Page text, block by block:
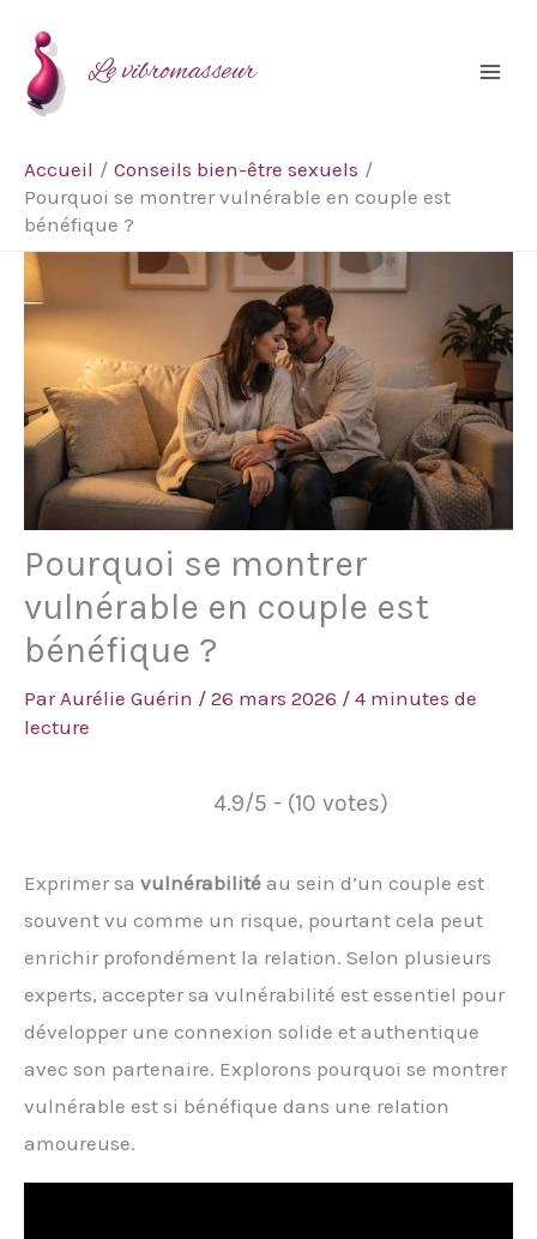
contenu
Le vibromasseur
Accueil
Conseils bien-être sexuels
Pourquoi se montrer vulnérable en couple est
bénéfique ?
Pourquoi se montrer
vulnérable en couple est
bénéfique ?
Par Aurélie Guérin / 26 mars 2026 / 4 minutes de
lecture
4.9/5 - (10 votes)
Exprimer sa vulnérabilité au sein d’un couple est
souvent vu comme un risque, pourtant cela peut
enrichir profondément la relation. Selon plusieurs
experts, accepter sa vulnérabilité est essentiel pour
développer une connexion solide et authentique
avec son partenaire. Explorons pourquoi se montrer
vulnérable est si bénéfique dans une relation
amoureuse.